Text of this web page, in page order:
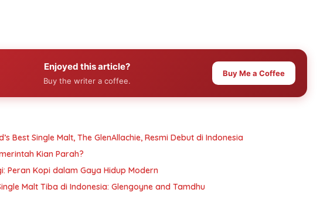
Enjoyed this article?
Buy the writer a coffee.
Buy Me a Coffee
Best Single Malt, The GlenAllachie, Resmi Debut di Indonesia
Kian Parah?
Peran Kopi dalam Gaya Hidup Modern
Malt Tiba di Indonesia: Glengoyne and Tamdhu